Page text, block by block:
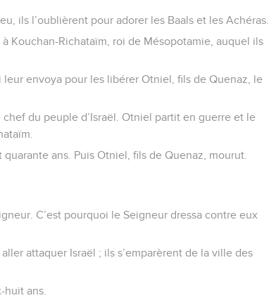
ils l’oublièrent pour adorer les Baals et les Achéras.
Kouchan-Richataïm, roi de Mésopotamie, auquel ils
envoya pour les libérer Otniel, fils de Quenaz, le
chef du peuple d’Israël. Otniel partit en guerre et le
ans. Puis Otniel, fils de Quenaz, mourut.
C’est pourquoi le Seigneur dressa contre eux
attaquer Israël ; ils s’emparèrent de la ville des
huit ans.